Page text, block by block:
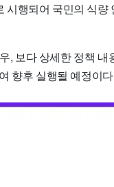
시행되어 국민의 식량
, 보다 상세한 정책
향후 실행될 예정이